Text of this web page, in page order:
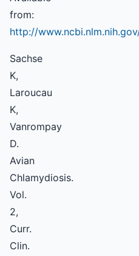
from:
http://
Sachse
K,
Laroucau
K,
Vanrompay
D.
Avian
Chlamydiosis.
Vol.
2,
Curr.
Clin.